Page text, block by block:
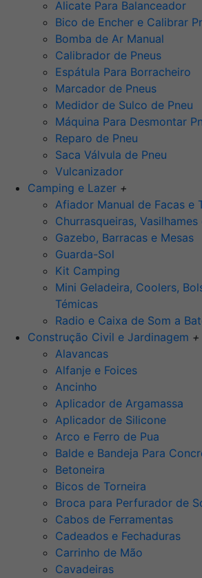
Alicate Para Balanceador
Bico de Encher e Calibrar
Bomba de Ar Manual
Calibrador de Pneus
Espátula Para Borracheiro
Marcador de Pneus
Medidor de Sulco de Pneu
Máquina Para Desmontar
Reparo de Pneu
Saca Válvula de Pneu
Vulcanizador
Camping e Lazer +
Afiador Manual de Facas e
Churrasqueiras,
Gazebo, Barracas e Mesas
Guarda-Sol
Kit Camping
Mini Geladeira, Coolers,
Témicas
Radio e Caixa de Som a
Construção Civil e Jardinagem +
Alavancas
Alfanje e Foices
Ancinho
Aplicador de Argamassa
Aplicador de Silicone
Arco e Ferro de Pua
Balde e Bandeja Para
Betoneira
Bicos de Torneira
Broca para Perfurador de
Cabos de Ferramentas
Cadeados e Fechaduras
Carrinho de Mão
Cavadeiras